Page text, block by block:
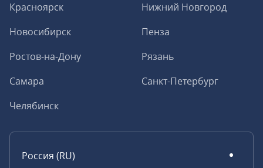
Красноярск
Нижний Новгород
Новосибирск
Пенза
Ростов-на-Дону
Рязань
Самара
Санкт-Петербург
Челябинск
Россия (RU)